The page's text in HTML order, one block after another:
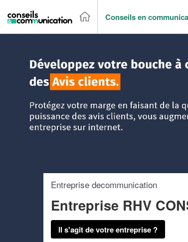
Conseils en
Entreprise decommunication
Entreprise RHV
Il s'agit de votre entreprise ?